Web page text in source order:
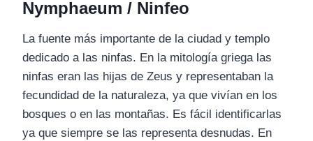
Nymphaeum / Ninfeo
La fuente más importante de la ciudad y templo
dedicado a las ninfas. En la mitología griega las
ninfas eran las hijas de Zeus y representaban la
fecundidad de la naturaleza, ya que vivían en los
bosques o en las montañas. Es fácil identificarlas
ya que siempre se las representa desnudas. En